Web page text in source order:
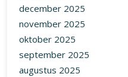
december 2025
november 2025
oktober 2025
september 2025
augustus 2025